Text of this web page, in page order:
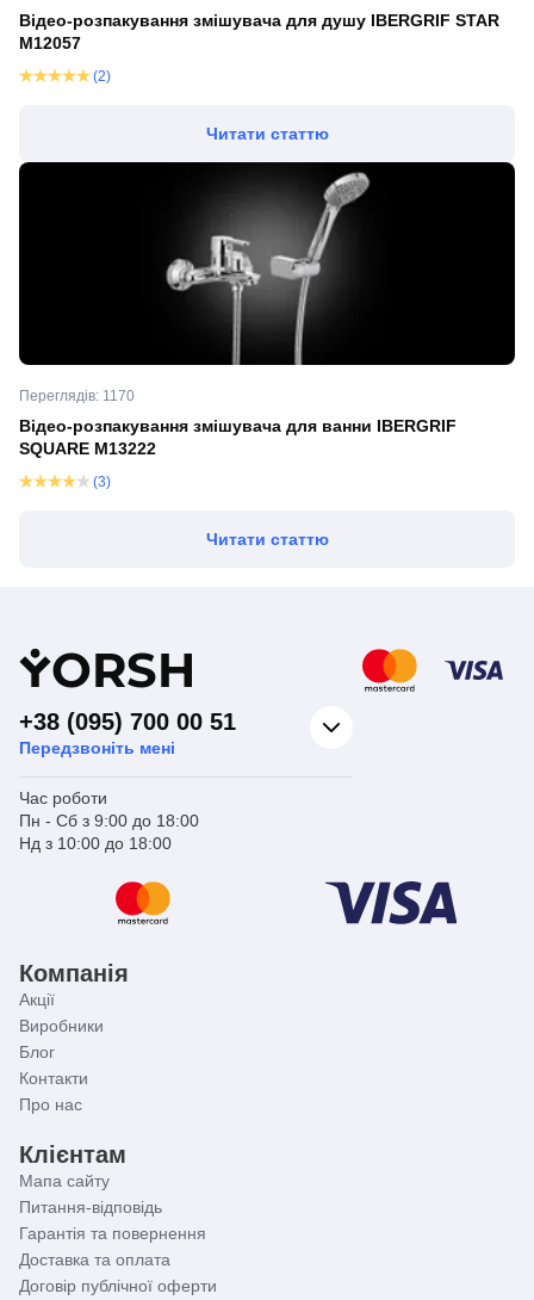
Відео-розпакування змішувача для душу IBERGRIF STAR
M12057
(2)
Читати статтю
Переглядів: 1170
Відео-розпакування змішувача для ванни IBERGRIF
SQUARE M13222
(3)
Читати статтю
YORSH
+38 (095) 700 00 51
Передзвоніть мені
Час роботи
Пн - Сб з 9:00 до 18:00
Нд з 10:00 до 18:00
Компанія
Акції
Виробники
Блог
Контакти
Про нас
Клієнтам
Мапа сайту
Питання-відповідь
Гарантія та повернення
Доставка та оплата
Договір публічної оферти